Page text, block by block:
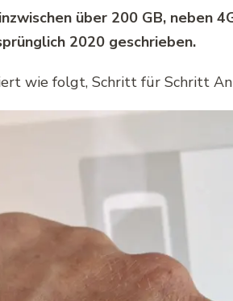
über 200 GB,
2020 geschrieben.
wie folgt, Schritt für Schritt